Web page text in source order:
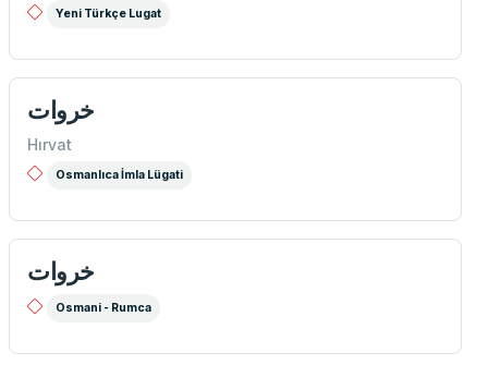
Yeni Türkçe Lugat
خروات
Hırvat
Osmanlıca İmla Lügati
خروات
Osmani - Rumca